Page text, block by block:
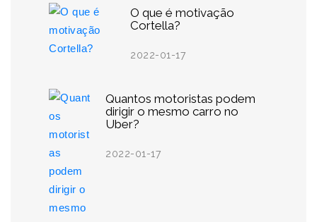
O que é motivação
Cortella?
2022-01-17
Quantos motoristas podem
dirigir o mesmo carro no
Uber?
2022-01-17